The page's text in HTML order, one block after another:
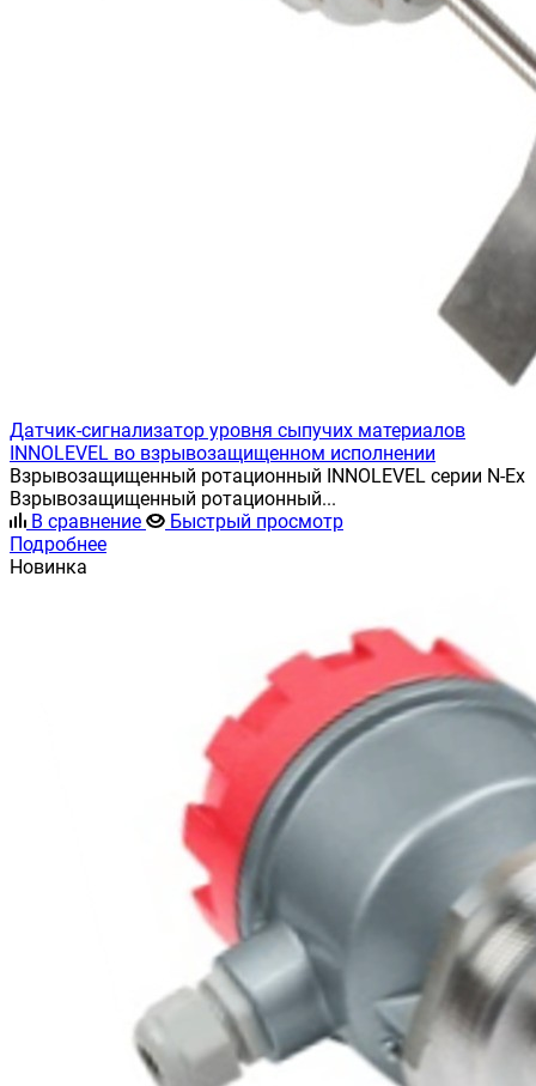
Датчик-сигнализатор уровня сыпучих материалов
INNOLEVEL во взрывозащищенном исполнении
Взрывозащищенный ротационный INNOLEVEL серии N-Ex
Взрывозащищенный ротационный...
В сравнение
Быстрый просмотр
Подробнее
Новинка